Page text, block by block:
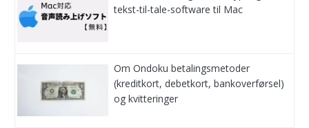
tekst-til-tale-software til Mac
Om Ondoku betalingsmetoder
(kreditkort, debetkort, bankoverførsel)
og kvitteringer